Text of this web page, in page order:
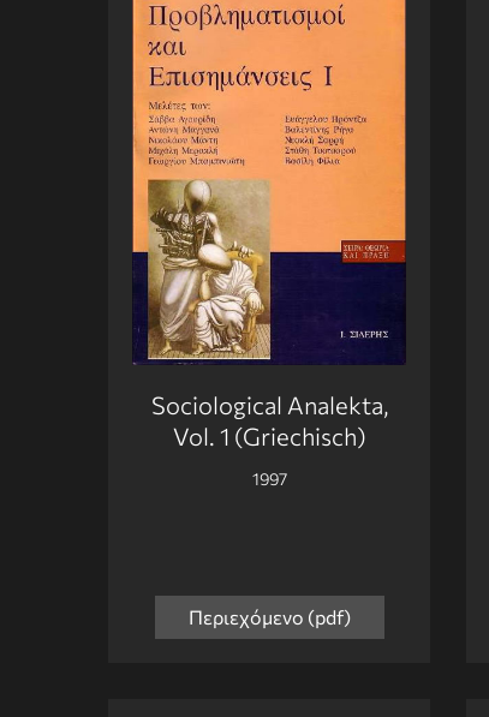
Sociological Analekta,
Vol. 1 (Griechisch)
1997
Περιεχόμενο (pdf)